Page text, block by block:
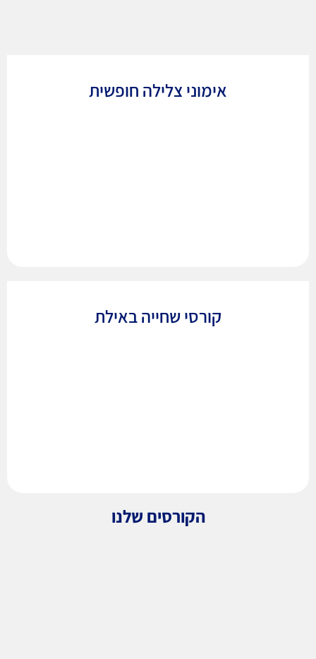
אימוני צלילה חופשית
קורסי שחייה באילת
הקורסים שלנו